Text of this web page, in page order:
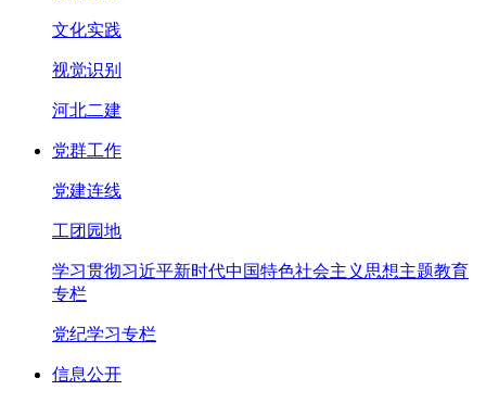
文化实践
视觉识别
河北二建
党群工作
党建连线
工团园地
学习贯彻习近平新时代中国特色社会主义思想主题教育
专栏
党纪学习专栏
信息公开